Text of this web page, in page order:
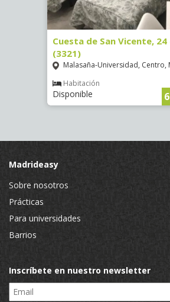
Cuesta de San Vicente,
(3321)
Malasaña-Universidad, Centro,
Habitación
Disponible
Madrideasy
Sobre nosotros
Prácticas
Para universidades
Barrios
Inscríbete en nuestro newsletter
Email